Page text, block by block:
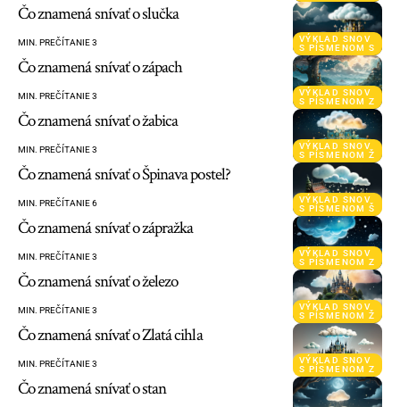
VÝKLAD SNOV
S PÍSMENOM S
Čo znamená snívať o slučka
MIN. PREČÍTANIE 3
VÝKLAD SNOV
S PÍSMENOM Z
Čo znamená snívať o zápach
MIN. PREČÍTANIE 3
VÝKLAD SNOV
S PÍSMENOM Ž
Čo znamená snívať o žabica
MIN. PREČÍTANIE 3
VÝKLAD SNOV
S PÍSMENOM Š
Čo znamená snívať o Špinava postel?
MIN. PREČÍTANIE 6
VÝKLAD SNOV
S PÍSMENOM Z
Čo znamená snívať o zápražka
MIN. PREČÍTANIE 3
VÝKLAD SNOV
S PÍSMENOM Ž
Čo znamená snívať o železo
MIN. PREČÍTANIE 3
VÝKLAD SNOV
S PÍSMENOM Z
Čo znamená snívať o Zlatá cihla
MIN. PREČÍTANIE 3
Čo znamená snívať o stan